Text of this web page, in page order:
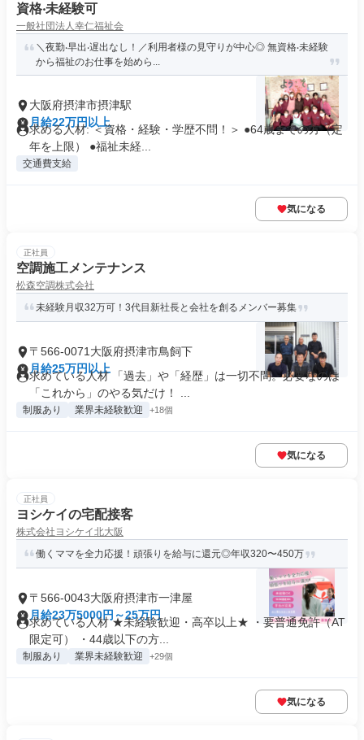
資格‧未経験可
一般社団法人幸仁福祉会
＼夜勤‧早出‧遅出なし！／利⽤者様の⾒守りが中⼼◎ 無資格‧未経験
から福祉のお仕事を始めら...
大阪府摂津市摂津駅
月給22万円以上
求める人材: ＜資格・経験・学歴不問！＞ ●64歳までの方（定
年を上限） ●福祉未経...
交通費支給
気になる
正社員
空調施工メンテナンス
松森空調株式会社
未経験月収32万可！3代目新社長と会社を創るメンバー募集
〒566-0071大阪府摂津市鳥飼下
月給25万円以上
求めている人材 「過去」や「経歴」は一切不問。必要なのは
「これから」のやる気だけ！ ...
制服あり 業界未経験歓迎 +18個
気になる
正社員
ヨシケイの宅配接客
株式会社ヨシケイ北大阪
働くママを全力応援！頑張りを給与に還元◎年収320〜450万
〒566-0043大阪府摂津市一津屋
月給23万5000円～25万円
求めている人材 ★未経験歓迎・高卒以上★ ・要普通免許（AT
限定可） ・44歳以下の方...
制服あり 業界未経験歓迎 +29個
気になる